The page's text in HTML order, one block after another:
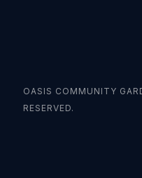
OASIS COMMUNITY
RESERVED.